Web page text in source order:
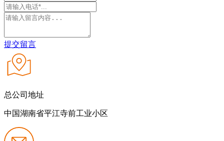
提交留言
总公司地址
中国湖南省平江寺前工业小区